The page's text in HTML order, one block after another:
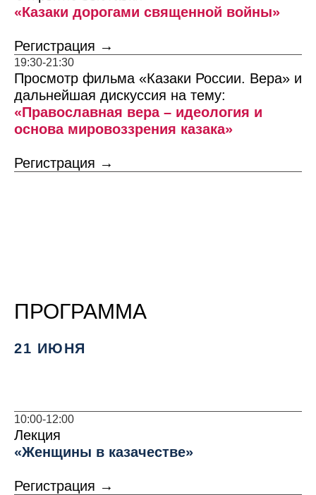
«Казаки дорогами священной войны»
Регистрация →
19:30-21:30
Просмотр фильма «Казаки России. Вера» и
дальнейшая дискуссия на тему:
«Православная вера – идеология и
основа мировоззрения казака»
Регистрация →
ПРОГРАММА
21 ИЮНЯ
10:00-12:00
Лекция
«Женщины в казачестве»
Регистрация →